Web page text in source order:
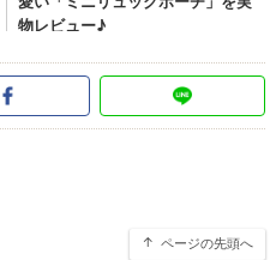
ページの先頭へ